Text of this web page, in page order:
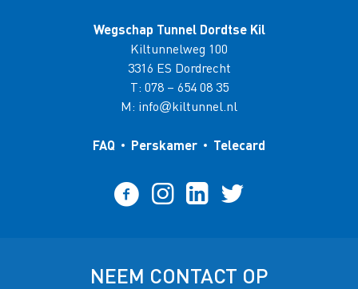
Wegschap Tunnel Dordtse Kil
Kiltunnelweg 100
3316 ES Dordrecht
T: 078 – 654 08 35
M: info@kiltunnel.nl
FAQ Perskamer Telecard
NEEM CONTACT OP